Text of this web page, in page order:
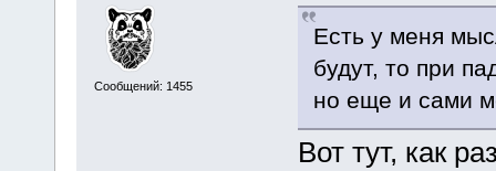
Сообщений: 1455
Есть у меня
будут, то при
но еще и сами
Вот тут, как